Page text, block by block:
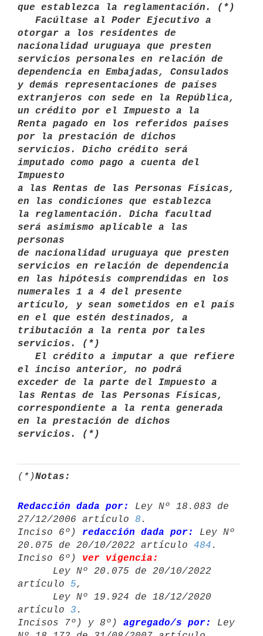
que establezca la reglamentación. (*)
otorgar a los residentes de
nacionalidad uruguaya que presten
servicios personales en relación de
dependencia en Embajadas, Consulados
y demás representaciones de países
extranjeros con sede en la República,
un crédito por el Impuesto a la
Renta pagado en los referidos países
por la prestación de dichos
servicios. Dicho crédito será
imputado como pago a cuenta del
Impuesto
a las Rentas de las Personas Físicas,
en las condiciones que establezca
la reglamentación. Dicha facultad
será asimismo aplicable a las
personas
de nacionalidad uruguaya que presten
servicios en relación de dependencia
en las hipótesis comprendidas en los
numerales 1 a 4 del presente
artículo, y sean sometidos en el país
en el que estén destinados, a
tributación a la renta por tales
servicios. (*)
el inciso anterior, no podrá
exceder de la parte del Impuesto a
las Rentas de las Personas Físicas,
correspondiente a la renta generada
en la prestación de dichos
servicios. (*)
(*)Notas:
Redacción dada por:
Ley Nº 18.083 de
27/12/2006 artículo 8 .
Inciso 6º) redacción dada por:
Ley Nº
20.075 de 20/10/2022 artículo 484 .
Inciso 6º) ver vigencia:
artículo 5,
artículo 3 .
Incisos 7º) y 8º) agregado/s por:
Ley